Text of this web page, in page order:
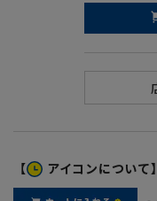
【 アイコンについて】